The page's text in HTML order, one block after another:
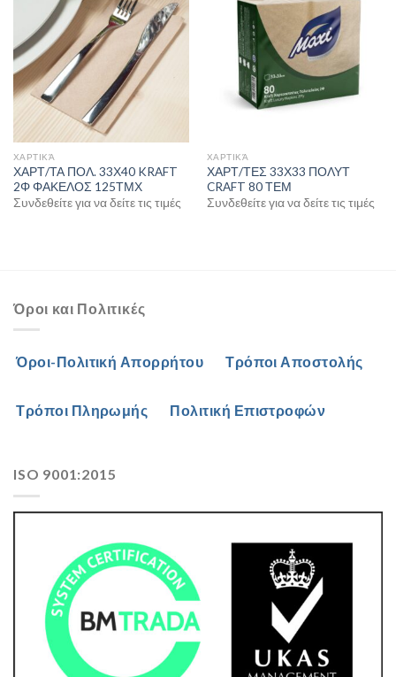
ΧΑΡΤΙΚΆ
ΧΑΡΤ/ΤΑ ΠΟΛ. 33Χ40 KRAFT
2Φ ΦΑΚΕΛΟΣ 125ΤΜΧ
Συνδεθείτε για να δείτε τις τιμές
ΧΑΡΤΙΚΆ
ΧΑΡΤ/ΤΕΣ 33Χ33 ΠΟΛΥΤ
CRAFT 80 ΤΕΜ
Συνδεθείτε για να δείτε τις τιμές
Όροι και Πολιτικές
Όροι-Πολιτική Απορρήτου Τρόποι Αποστολής
Τρόποι Πληρωμής Πολιτική Επιστροφών
ISO 9001:2015